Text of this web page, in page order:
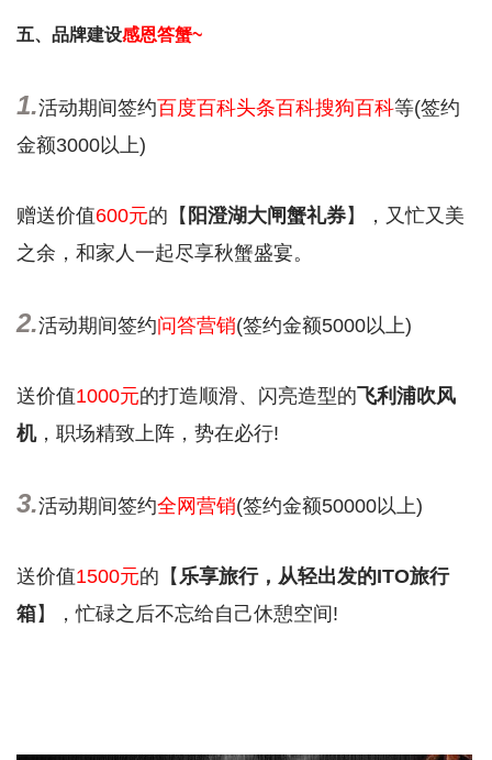
五、品牌建设感恩答蟹~
1.活动期间签约百度百科头条百科搜狗百科等(签约
金额3000以上)
赠送价值600元的【 阳澄湖大闸蟹礼券】，又忙又美
之余，和家人一起尽享秋蟹盛宴。
2.活动期间签约问答营销(签约金额5000以上)
送价值1000元的打造顺滑、闪亮造型的 飞利浦吹风
机，职场精致上阵，势在必行!
3.活动期间签约全网营销(签约金额50000以上)
送价值1500元的【乐享旅行，从轻出发的ITO旅行
箱】，忙碌之后不忘给自己休憩空间!